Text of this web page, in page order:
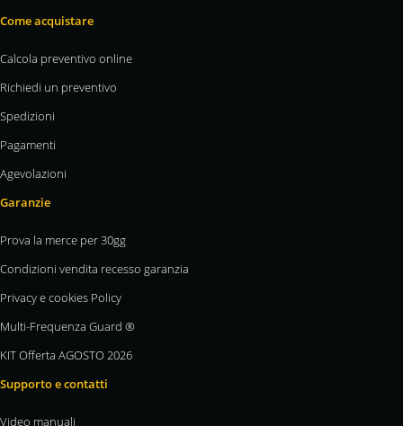
Come acquistare
Calcola preventivo online
Richiedi un preventivo
Spedizioni
Pagamenti
Agevolazioni
Garanzie
Prova la merce per 30gg
Condizioni vendita recesso garanzia
Privacy e cookies Policy
Multi-Frequenza Guard ®
KIT Offerta AGOSTO 2026
Supporto e contatti
Video manuali